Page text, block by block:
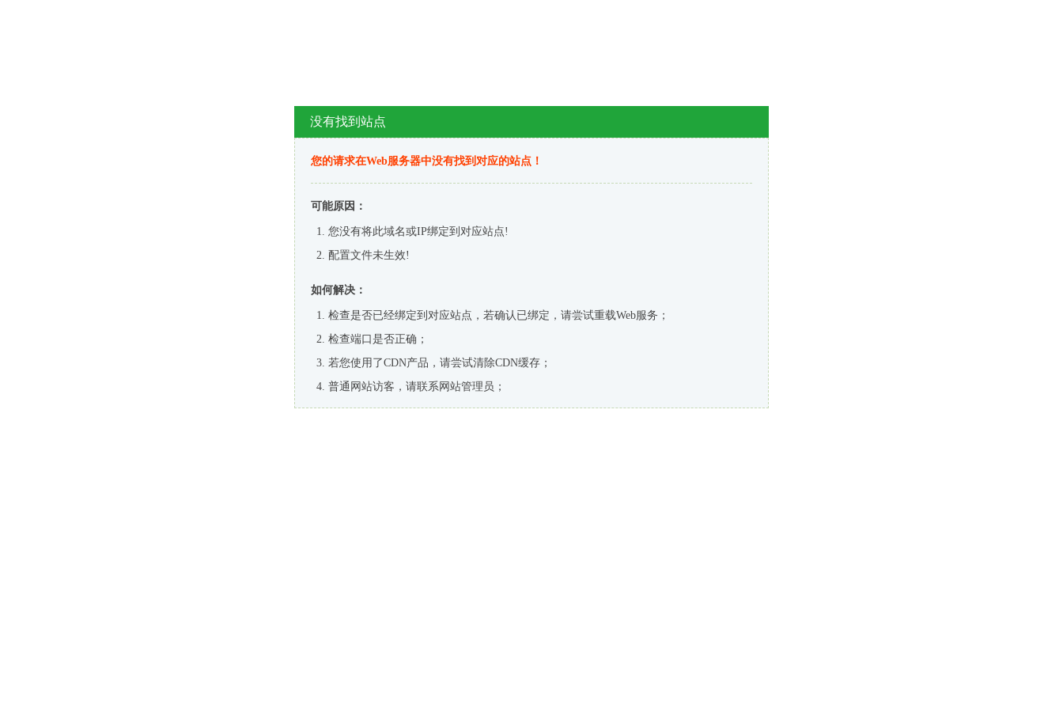
没有找到站点
您的请求在Web服务器中没有找到对应的站点！
可能原因：
您没有将此域名或IP绑定到对应站点!
配置文件未生效!
如何解决：
检查是否已经绑定到对应站点，若确认已绑定，请尝试重载Web服务；
检查端口是否正确；
若您使用了CDN产品，请尝试清除CDN缓存；
普通网站访客，请联系网站管理员；